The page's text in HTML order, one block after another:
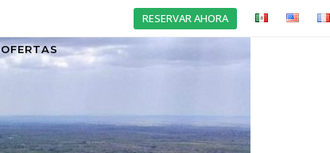
RESERVAR AHORA
OFERTAS